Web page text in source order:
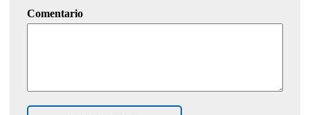
Comentario